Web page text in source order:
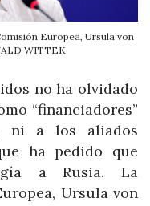
Europea, Ursula von
WITTEK
no ha olvidado
“financiadores”
ni a los aliados
ha pedido que
a Rusia. La
Ursula von